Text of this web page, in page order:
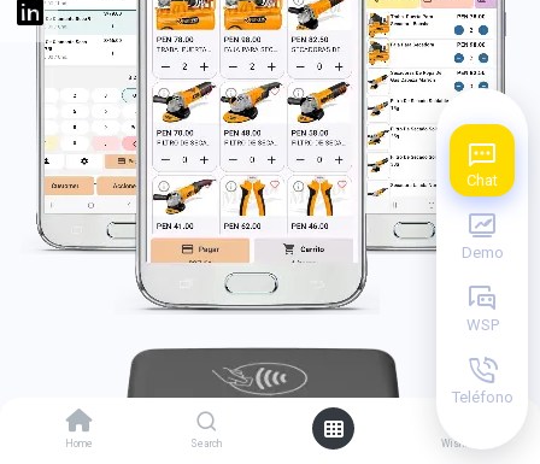
Home Search Wishlist
Chat
Demo
WSP
Teléfono